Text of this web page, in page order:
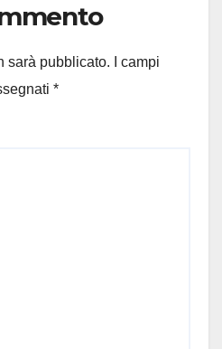
sarà pubblicato.
I campi
*